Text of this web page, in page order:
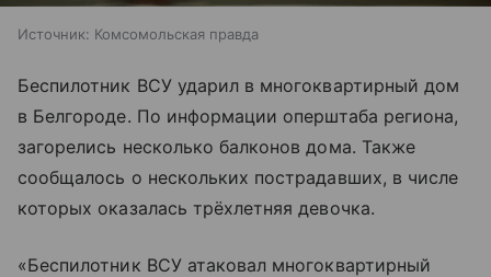
Источник: Комсомольская правда
Беспилотник ВСУ ударил в многоквартирный дом
в Белгороде. По информации оперштаба региона,
загорелись несколько балконов дома. Также
сообщалось о нескольких пострадавших, в числе
которых оказалась трёхлетняя девочка.
«Беспилотник ВСУ атаковал многоквартирный